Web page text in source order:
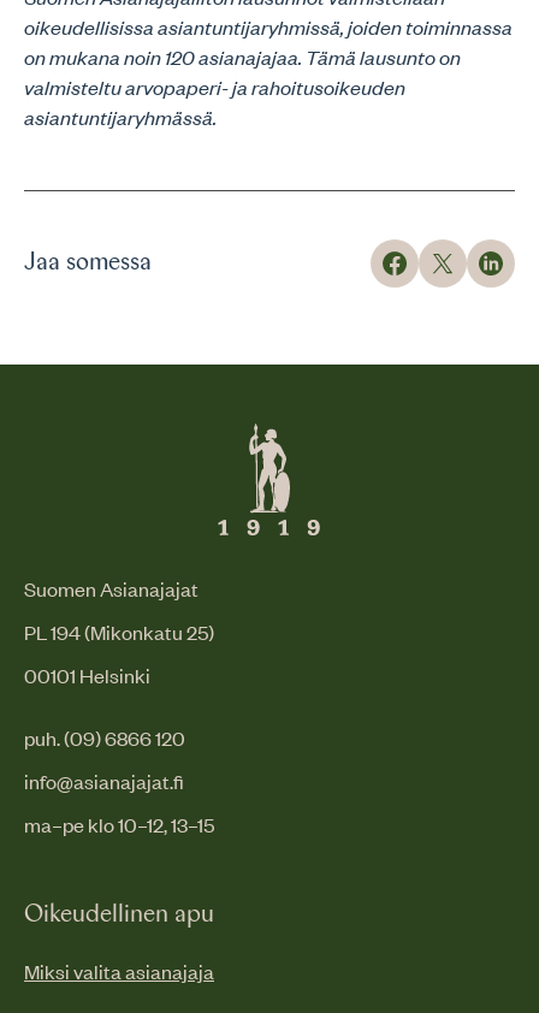
oikeudellisissa asiantuntijaryhmissä, joiden toiminnassa
on mukana noin 120 asianajajaa. Tämä lausunto on
valmisteltu arvopaperi- ja rahoitusoikeuden
asiantuntijaryhmässä.
Jaa somessa
Suomen Asianajajat
PL 194 (Mikonkatu 25)
00101 Helsinki
puh. (09) 6866 120
info@asianajajat.fi
ma–pe klo 10–12, 13–15
Oikeudellinen apu
Miksi valita asianajaja